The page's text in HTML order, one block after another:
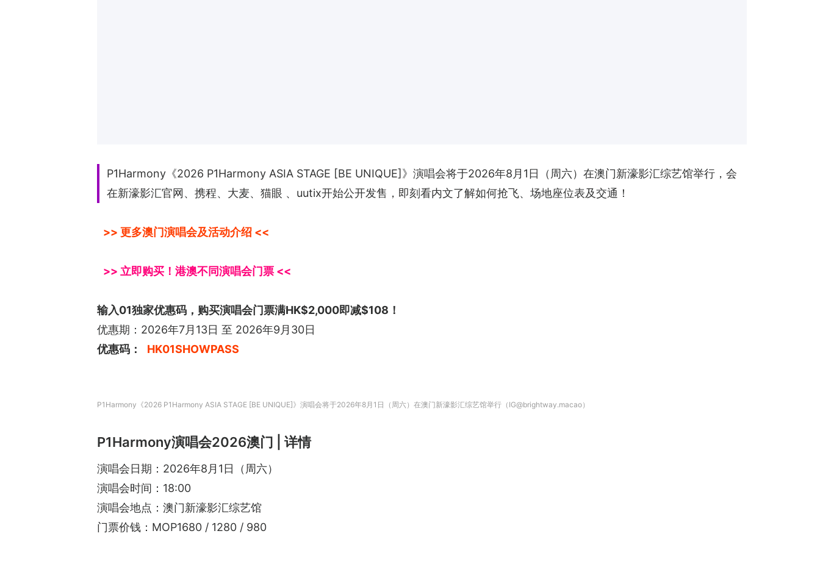
P1Harmony《2026 P1Harmony ASIA STAGE [BE UNIQUE]》演唱会将于2026年8月1日（周六）在澳门新濠影汇综艺馆举行，会
在新濠影汇官网、携程、大麦、猫眼 、uutix开始公开发售，即刻看内文了解如何抢飞、场地座位表及交通！
>> 更多澳门演唱会及活动介绍 <<
>> 立即购买！港澳不同演唱会门票 <<
输入01独家优惠码，购买演唱会门票满HK$2,000即减$108！
优惠期：2026年7月13日 至 2026年9月30日
优惠码：
HK01SHOWPASS
P1Harmony《2026 P1Harmony ASIA STAGE [BE UNIQUE]》演唱会将于2026年8月1日（周六）在澳门新濠影汇综艺馆举行（IG@brightway.macao）
P1Harmony演唱会2026澳门 | 详情
演唱会日期：2026年8月1日（周六）
演唱会时间：18:00
演唱会地点：澳门新濠影汇综艺馆
门票价钱：MOP1680 / 1280 / 980